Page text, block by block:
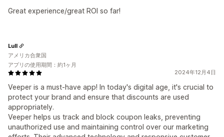
Great experience/great ROI so far!
2024年12月4日
Veeper is a must-have app! In today's digital age, it's crucial to
protect your brand and ensure that discounts are used
appropriately.
Veeper helps us track and block coupon leaks, preventing
unauthorized use and maintaining control over our marketing
Lull
アメリカ合衆国
アプリの使用期間：約1ヶ月